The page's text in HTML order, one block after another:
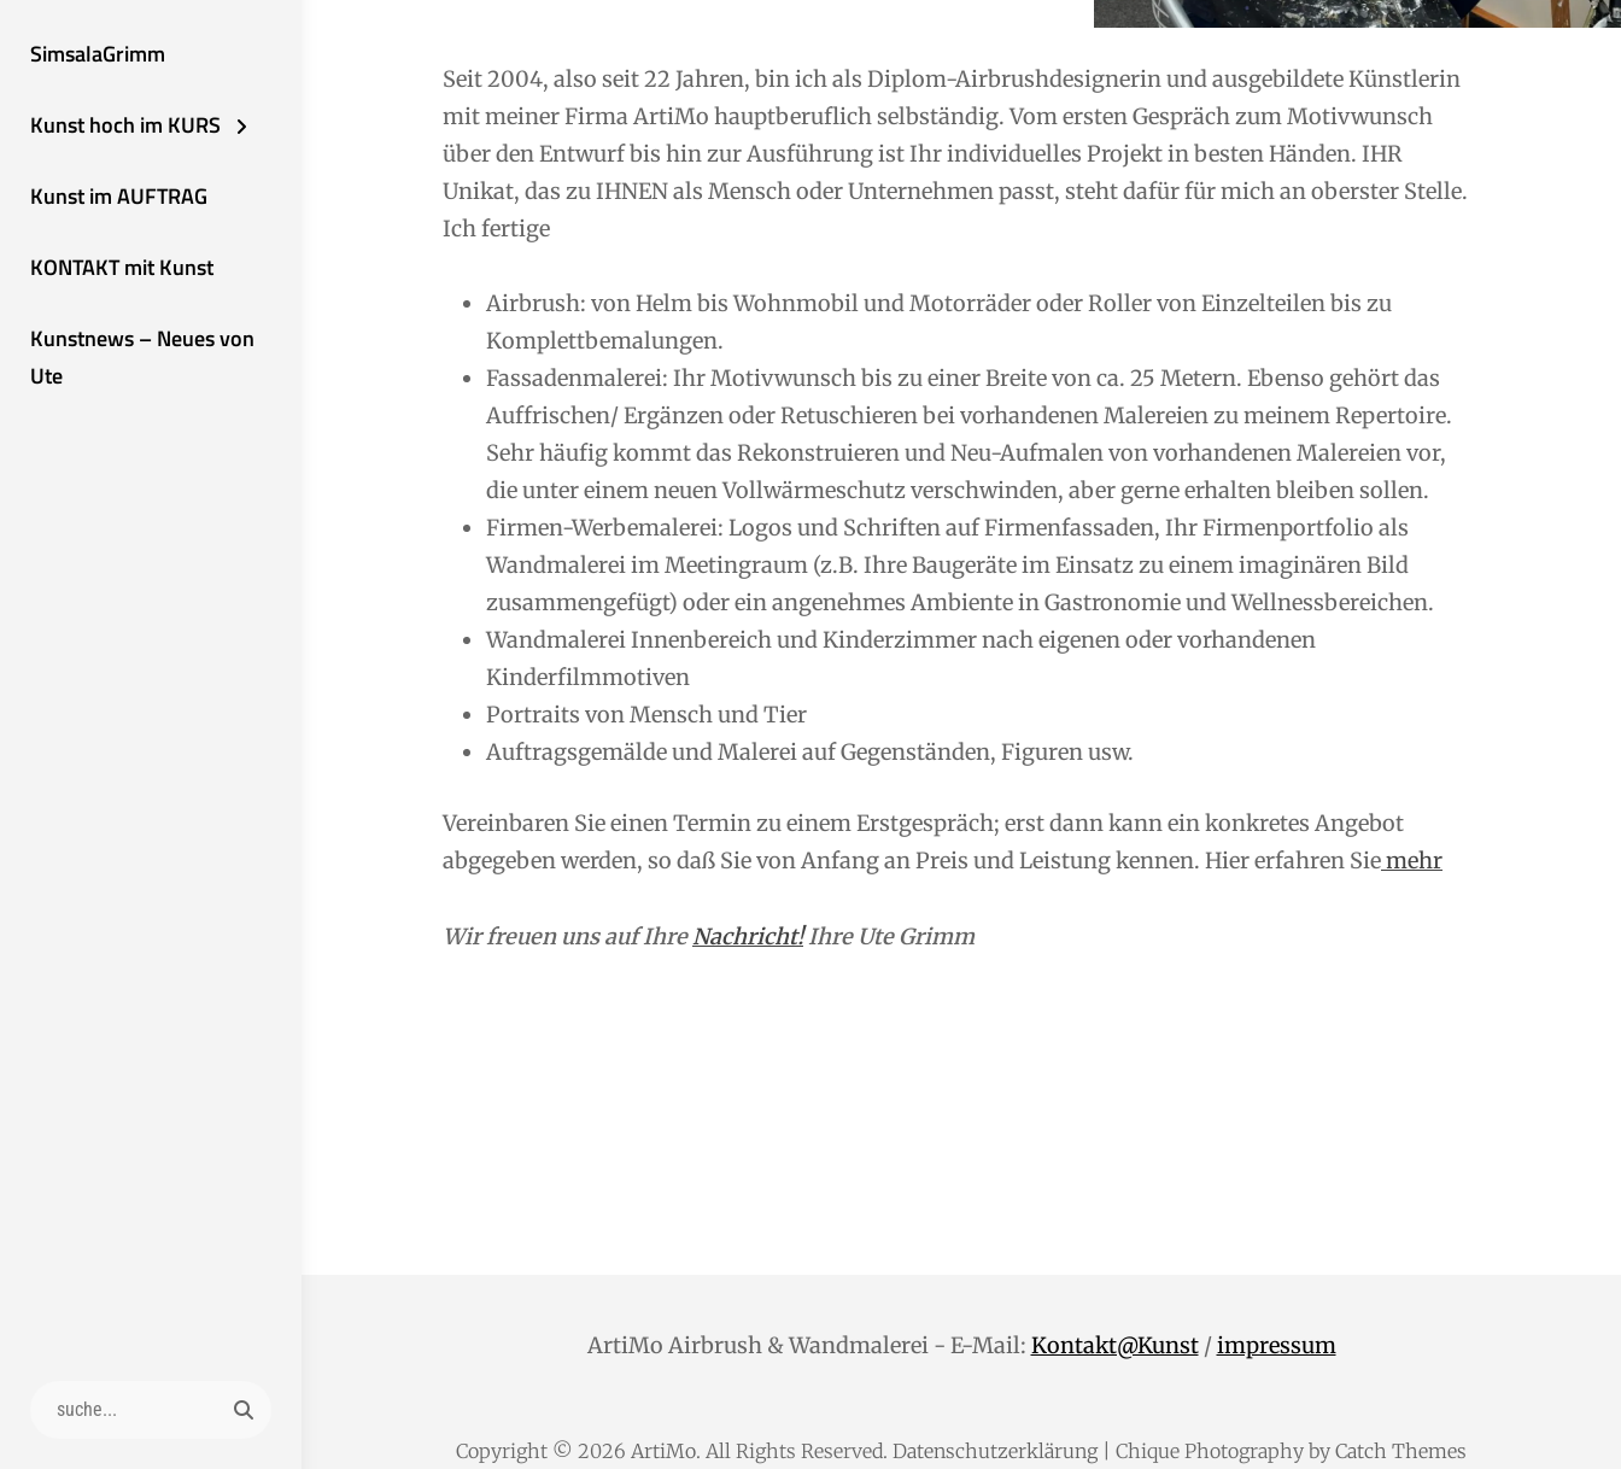
SimsalaGrimm
Kunst hoch im KURS
Kunst im AUFTRAG
KONTAKT mit Kunst
Kunstnews – Neues von
Ute
Search
Seit 2004, also seit 22 Jahren, bin ich als Diplom-Airbrushdesignerin und ausgebildete Künstlerin
mit meiner Firma ArtiMo hauptberuflich selbständig. Vom ersten Gespräch zum Motivwunsch
über den Entwurf bis hin zur Ausführung ist Ihr individuelles Projekt in besten Händen. IHR
Unikat, das zu IHNEN als Mensch oder Unternehmen passt, steht dafür für mich an oberster Stelle.
Ich fertige
Airbrush: von Helm bis Wohnmobil und Motorräder oder Roller von Einzelteilen bis zu
Komplettbemalungen.
Fassadenmalerei: Ihr Motivwunsch bis zu einer Breite von ca. 25 Metern. Ebenso gehört das
Auffrischen/ Ergänzen oder Retuschieren bei vorhandenen Malereien zu meinem Repertoire.
Sehr häufig kommt das Rekonstruieren und Neu-Aufmalen von vorhandenen Malereien vor,
die unter einem neuen Vollwärmeschutz verschwinden, aber gerne erhalten bleiben sollen.
Firmen-Werbemalerei: Logos und Schriften auf Firmenfassaden, Ihr Firmenportfolio als
Wandmalerei im Meetingraum (z.B. Ihre Baugeräte im Einsatz zu einem imaginären Bild
zusammengefügt) oder ein angenehmes Ambiente in Gastronomie und Wellnessbereichen.
Wandmalerei Innenbereich und Kinderzimmer nach eigenen oder vorhandenen
Kinderfilmmotiven
Portraits von Mensch und Tier
Auftragsgemälde und Malerei auf Gegenständen, Figuren usw.
Vereinbaren Sie einen Termin zu einem Erstgespräch; erst dann kann ein konkretes Angebot
abgegeben werden, so daß Sie von Anfang an Preis und Leistung kennen. Hier erfahren Siemehr
Wir freuen uns auf Ihre Nachricht!Ihre Ute Grimm
ArtiMo Airbrush & Wandmalerei - E-Mail: Kontakt@Kunst/impressum
Copyright © 2026 ArtiMo. All Rights Reserved. Datenschutzerklärung| Chique Photography by Catch Themes